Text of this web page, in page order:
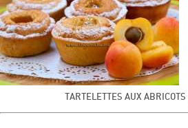
TARTELETTES AUX ABRICOTS